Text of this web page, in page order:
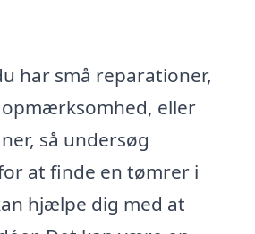
har små reparationer,
eller
så undersøg
at finde en tømrer i
hjælpe dig med at